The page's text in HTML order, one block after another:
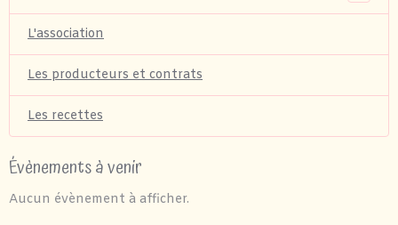
L'association
Les producteurs et contrats
Les recettes
Évènements à venir
Aucun évènement à afficher.